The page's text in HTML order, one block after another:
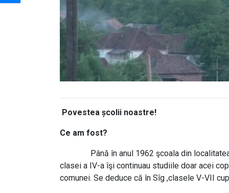
Povestea școlii noastre!
Ce am fost?
Până în anul 1962 şcoala din localitatea
clasei a IV-a îşi continuau studiile doar acei
comunei. Se deduce că în Sîg ,clasele V-VII